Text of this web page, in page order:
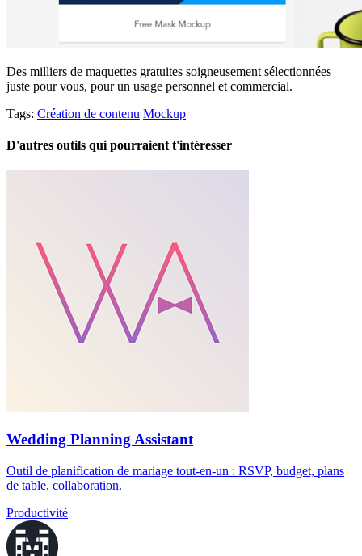
Des milliers de maquettes gratuites soigneusement sélectionnées
juste pour vous, pour un usage personnel et commercial.
Tags: Création de contenu Mockup
D'autres outils qui pourraient t'intéresser
Wedding Planning Assistant
Outil de planification de mariage tout-en-un : RSVP, budget, plans
de table, collaboration.
Productivité